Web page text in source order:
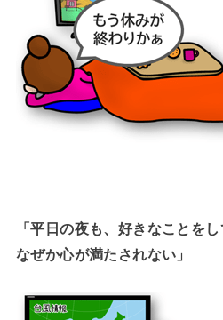
「平日の夜も、好きなことを
なぜか心が満たされない」